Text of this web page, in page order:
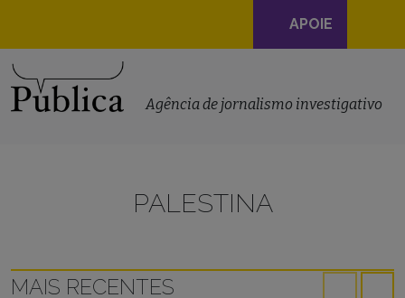
Navegação
principal
APOIE
Agência de jornalismo investigativo
PALESTINA
MAIS RECENTES